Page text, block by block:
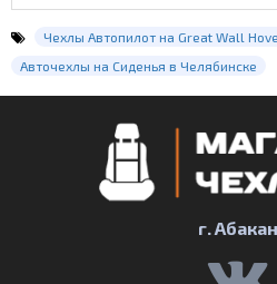
Чехлы Автопилот на Great Wall
Авточехлы на Сиденья в Челябинске
г. Абакан